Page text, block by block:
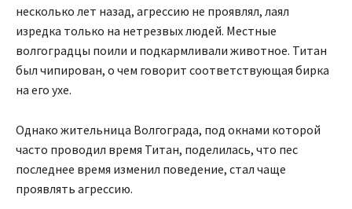
несколько лет назад, агрессию не проявлял, лаял
изредка только на нетрезвых людей. Местные
волгоградцы поили и подкармливали животное. Титан
был чипирован, о чем говорит соответствующая бирка
на его ухе.
Однако жительница Волгограда, под окнами которой
часто проводил время Титан, поделилась, что пес
последнее время изменил поведение, стал чаще
проявлять агрессию.